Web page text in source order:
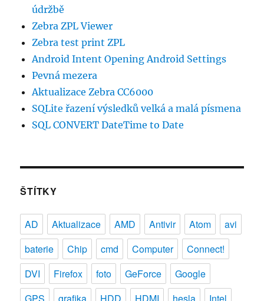
údržbě
Zebra ZPL Viewer
Zebra test print ZPL
Android Intent Opening Android Settings
Pevná mezera
Aktualizace Zebra CC6000
SQLite řazení výsledků velká a malá písmena
SQL CONVERT DateTime to Date
ŠTÍTKY
AD Aktualizace AMD Antivir Atom
avi
baterie
Chip cmd Computer
Connect!
DVI
Firefox foto GeForce
Google